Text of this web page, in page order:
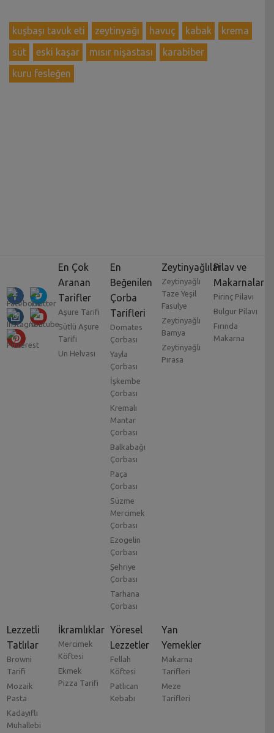
kuşbaşı tavuk eti zeytinyağı havuç kabak
krema
süt
eski kaşar mısır nişastası
karabiber
kuru fesleğen
En Çok
Aranan
Tarifler
Aşure Tarifi
Sütlü Aşure
Tarifi
Un Helvası
En
Beğenilen
Çorba
Tarifleri
Domates
Çorbası
Yayla
Çorbası
İşkembe
Çorbası
Kremalı
Mantar
Çorbası
Balkabağı
Çorbası
Paça
Çorbası
Süzme
Mercimek
Çorbası
Ezogelin
Çorbası
Şehriye
Çorbası
Tarhana
Çorbası
Zeytinyağlılar
Zeytinyağlı
Taze Yeşil
Fasulye
Zeytinyağlı
Bamya
Zeytinyağlı
Pırasa
Pilav ve
Makarnalar
Pirinç Pilavı
Bulgur Pilavı
Fırında
Makarna
Lezzetli
Tatlılar
Browni
Tarifi
Mozaik
Pasta
Kadayıflı
Muhallebi
İkramlıklar
Mercimek
Köftesi
Ekmek
Pizza Tarifi
Yöresel
Lezzetler
Fellah
Köftesi
Patlıcan
Kebabı
Yan
Yemekler
Makarna
Tarifleri
Meze
Tarifleri